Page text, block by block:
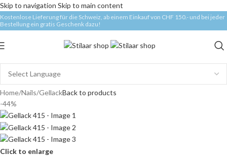
Skip to navigation Skip to main content
Kostenlose Lieferung für die Schweiz, ab einem Einkauf von CHF 150.- und bei jeder
Bestellung ein gratis Geschenk dazu!
Home/Nails/GellackBack to products
-44%
Click to enlarge